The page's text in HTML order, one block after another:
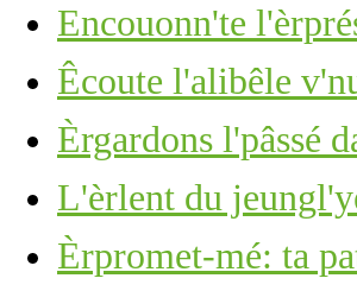
Encouonn'te
Êcoute l'alibêle
Èrgardons l'pâssé
L'èrlent du
Èrpromet-mé: ta